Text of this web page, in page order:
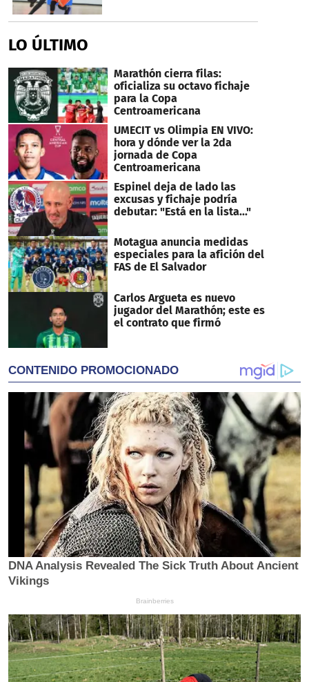
LO ÚLTIMO
Marathón cierra filas:
oficializa su octavo fichaje
para la Copa
Centroamericana
UMECIT vs Olimpia EN VIVO:
hora y dónde ver la 2da
jornada de Copa
Centroamericana
Espinel deja de lado las
excusas y fichaje podría
debutar: "Está en la lista..."
Motagua anuncia medidas
especiales para la afición del
FAS de El Salvador
Carlos Argueta es nuevo
jugador del Marathón; este es
el contrato que firmó